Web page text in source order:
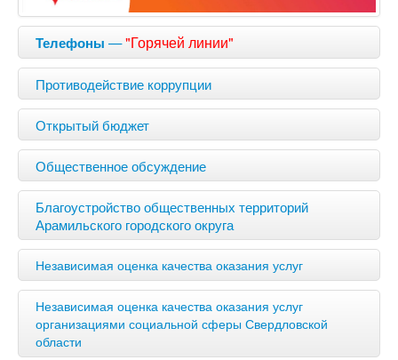
Телефоны —"Горячей линии"
Противодействие коррупции
Открытый бюджет
Общественное обсуждение
Благоустройство общественных территорий
Арамильского городского округа
Независимая оценка качества оказания услуг
Независимая оценка качества оказания услуг
организациями социальной сферы Свердловской
области